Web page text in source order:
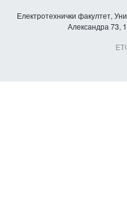
Електротехнички факултет,
Александра 73,